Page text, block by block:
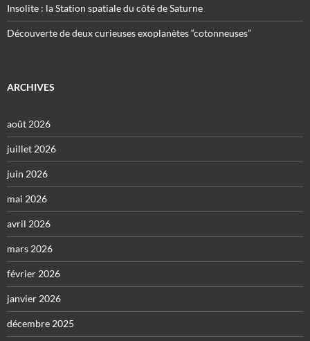
Insolite : la Station spatiale du côté de Saturne
Découverte de deux curieuses exoplanètes “cotonneuses”
ARCHIVES
août 2026
juillet 2026
juin 2026
mai 2026
avril 2026
mars 2026
février 2026
janvier 2026
décembre 2025